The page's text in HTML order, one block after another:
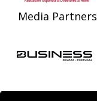
Media Partners